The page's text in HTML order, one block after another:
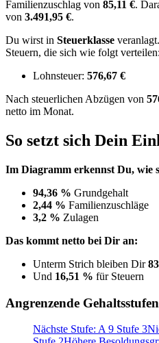
Familienzuschlag von 85,11 €.
von 3.491,95 €.
Du wirst in Steuerklasse
Steuern, die sich wie folgt verteilen:
Lohnsteuer: 576,67 €
Nach steuerlichen Abzügen von
netto im Monat.
So setzt sich Dein
Im Diagramm erkennst Du, wie
94,36 % Grundgehalt
2,44 % Familienzuschläge
3,2 % Zulagen
Das kommt netto bei Dir an:
Unterm Strich bleiben Dir
Und 16,51 % für Steuern
Angrenzende Gehaltsstufen
Nächste Stufe: A 9 Stufe 3